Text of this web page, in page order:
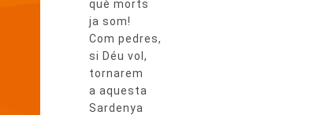
què morts
ja som!
Com pedres,
si Déu vol,
tornarem
a aquesta
Sardenya